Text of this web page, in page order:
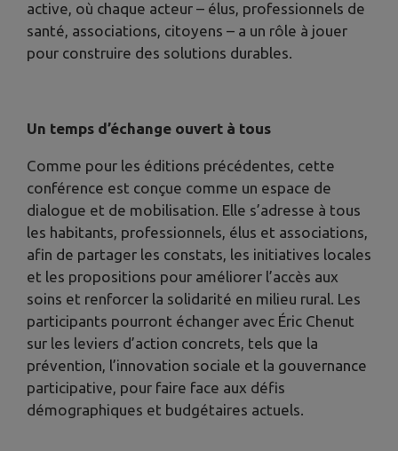
active, où chaque acteur – élus, professionnels de
santé, associations, citoyens – a un rôle à jouer
pour construire des solutions durables.
Un temps d’échange ouvert à tous
Comme pour les éditions précédentes, cette
conférence est conçue comme un espace de
dialogue et de mobilisation. Elle s’adresse à tous
les habitants, professionnels, élus et associations,
afin de partager les constats, les initiatives locales
et les propositions pour améliorer l’accès aux
soins et renforcer la solidarité en milieu rural. Les
participants pourront échanger avec Éric Chenut
sur les leviers d’action concrets, tels que la
prévention, l’innovation sociale et la gouvernance
participative, pour faire face aux défis
démographiques et budgétaires actuels.